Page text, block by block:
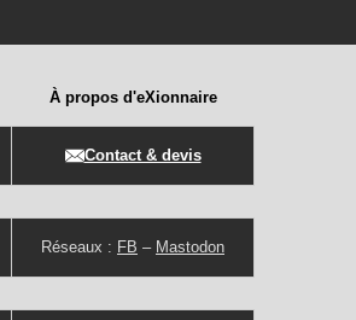
À propos d'eXionnaire
Contact & devis
Réseaux : FB – Mastodon